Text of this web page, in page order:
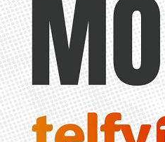
01/08/2026
La fiesta se adueña de
Almoradí con la presentación
de los cargos festeros y la
toma del castillo
31/07/2026